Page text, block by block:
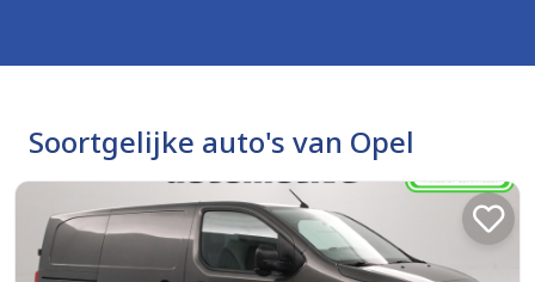
Soortgelijke auto's van Opel